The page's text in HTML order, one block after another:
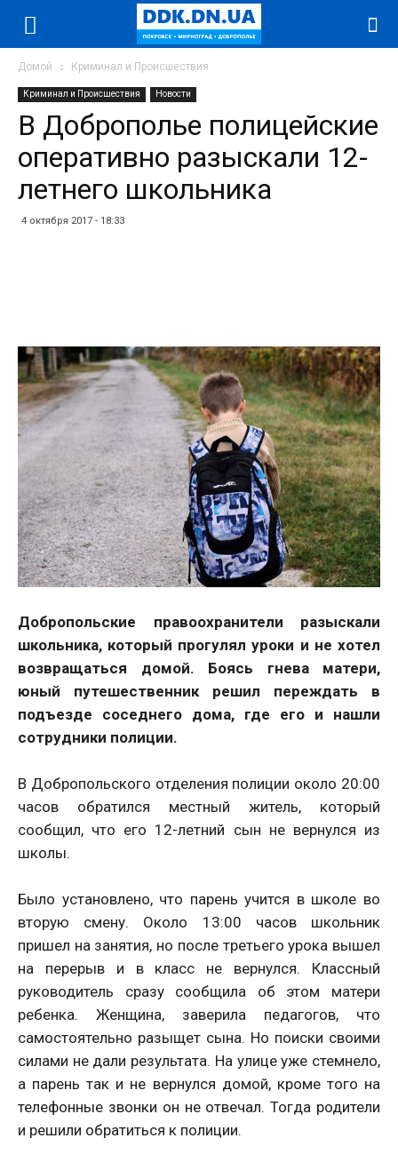
Домой Криминал и Происшествия
Криминал и Происшествия Новости
В Доброполье полицейские
оперативно разыскали 12-
летнего школьника
4 октября 2017 - 18:33
Добропольские правоохранители разыскали
школьника, который прогулял уроки и не хотел
возвращаться домой. Боясь гнева матери,
юный путешественник решил переждать в
подъезде соседнего дома, где его и нашли
сотрудники полиции.
В Добропольского отделения полиции около 20:00
часов обратился местный житель, который
сообщил, что его 12-летний сын не вернулся из
школы.
Было установлено, что парень учится в школе во
вторую смену. Около 13:00 часов школьник
пришел на занятия, но после третьего урока вышел
на перерыв и в класс не вернулся. Классный
руководитель сразу сообщила об этом матери
ребенка. Женщина, заверила педагогов, что
самостоятельно разыщет сына. Но поиски своими
силами не дали результата. На улице уже стемнело,
а парень так и не вернулся домой, кроме того на
телефонные звонки он не отвечал. Тогда родители
и решили обратиться к полиции.